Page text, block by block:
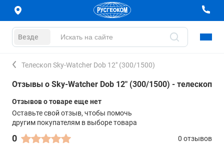
Везде
Телескоп Sky-Watcher Dob 12" (300/1500)
Отзывы о Sky-Watcher Dob 12" (300/1500) - телескоп
Отзывов о товаре еще нет
Оставьте свой отзыв, чтобы помочь
другим покупателям в выборе товара
0 0 отзывов